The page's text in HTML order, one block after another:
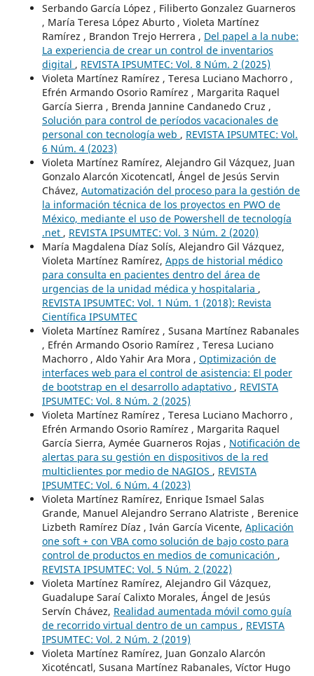
Serbando García López , Filiberto Gonzalez Guarneros
, María Teresa López Aburto , Violeta Martínez
Ramírez , Brandon Trejo Herrera , Del papel a la nube:
La experiencia de crear un control de inventarios
digital , REVISTA IPSUMTEC: Vol. 8 Núm. 2 (2025)
Violeta Martínez Ramírez , Teresa Luciano Machorro ,
Efrén Armando Osorio Ramírez , Margarita Raquel
García Sierra , Brenda Jannine Candanedo Cruz ,
Solución para control de períodos vacacionales de
personal con tecnología web , REVISTA IPSUMTEC: Vol.
6 Núm. 4 (2023)
Violeta Martínez Ramírez, Alejandro Gil Vázquez, Juan
Gonzalo Alarcón Xicotencatl, Ángel de Jesús Servin
Chávez, Automatización del proceso para la gestión de
la información técnica de los proyectos en PWO de
México, mediante el uso de Powershell de tecnología
.net , REVISTA IPSUMTEC: Vol. 3 Núm. 2 (2020)
María Magdalena Díaz Solís, Alejandro Gil Vázquez,
Violeta Martínez Ramírez, Apps de historial médico
para consulta en pacientes dentro del área de
urgencias de la unidad médica y hospitalaria ,
REVISTA IPSUMTEC: Vol. 1 Núm. 1 (2018): Revista
Científica IPSUMTEC
Violeta Martínez Ramírez , Susana Martínez Rabanales
, Efrén Armando Osorio Ramírez , Teresa Luciano
Machorro , Aldo Yahir Ara Mora , Optimización de
interfaces web para el control de asistencia: El poder
de bootstrap en el desarrollo adaptativo , REVISTA
IPSUMTEC: Vol. 8 Núm. 2 (2025)
Violeta Martínez Ramírez , Teresa Luciano Machorro ,
Efrén Armando Osorio Ramírez , Margarita Raquel
García Sierra, Aymée Guarneros Rojas , Notificación de
alertas para su gestión en dispositivos de la red
multiclientes por medio de NAGIOS , REVISTA
IPSUMTEC: Vol. 6 Núm. 4 (2023)
Violeta Martínez Ramírez, Enrique Ismael Salas
Grande, Manuel Alejandro Serrano Alatriste , Berenice
Lizbeth Ramírez Díaz , Iván García Vicente, Aplicación
one soft + con VBA como solución de bajo costo para
control de productos en medios de comunicación ,
REVISTA IPSUMTEC: Vol. 5 Núm. 2 (2022)
Violeta Martínez Ramírez, Alejandro Gil Vázquez,
Guadalupe Saraí Calixto Morales, Ángel de Jesús
Servín Chávez, Realidad aumentada móvil como guía
de recorrido virtual dentro de un campus , REVISTA
IPSUMTEC: Vol. 2 Núm. 2 (2019)
Violeta Martínez Ramírez, Juan Gonzalo Alarcón
Xicoténcatl, Susana Martínez Rabanales, Víctor Hugo